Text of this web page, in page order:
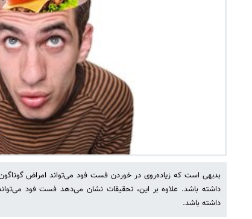
بدیهی است که زیاده‌روی در خوردن فست فود می‌تواند امراض
داشته باشد. علاوه بر این، تحقیقات نشان می‌دهد فست فود
داشته باشد.